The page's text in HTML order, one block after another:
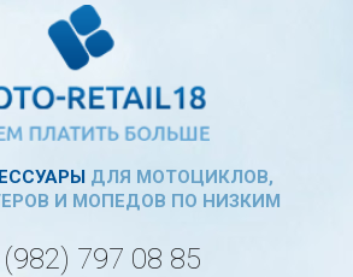
ДЛЯ МОТОЦИКЛОВ,
И МОПЕДОВ ПО НИЗКИМ
797 08 85